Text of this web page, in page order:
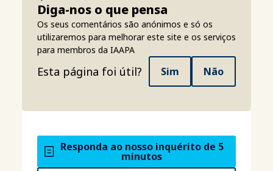
Diga-nos o que pensa
Os seus comentários são anónimos e só os
utilizaremos para melhorar este site e os serviços
para membros da IAAPA
Esta página foi útil? Sim Não
Responda ao nosso inquérito de 5
minutos